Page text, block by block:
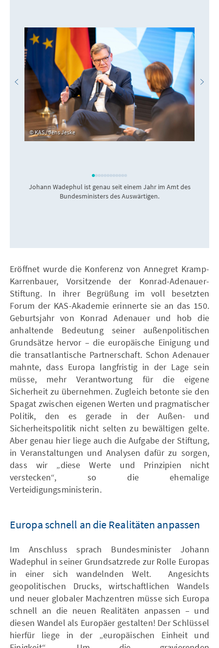
KAS / Jens Jeske
Johann Wadephul ist genau seit einem Jahr im Amt des
Bundesministers des Auswärtigen.
Eröffnet wurde die Konferenz von Annegret Kramp-
Karrenbauer, Vorsitzende der Konrad-Adenauer-
Stiftung. In ihrer Begrüßung im voll besetzten
Forum der KAS-Akademie erinnerte sie an das 150.
Geburtsjahr von Konrad Adenauer und hob die
anhaltende Bedeutung seiner außenpolitischen
Grundsätze hervor – die europäische Einigung und
die transatlantische Partnerschaft. Schon Adenauer
mahnte, dass Europa langfristig in der Lage sein
müsse, mehr Verantwortung für die eigene
Sicherheit zu übernehmen. Zugleich betonte sie den
Spagat zwischen eigenen Werten und pragmatischer
Politik, den es gerade in der Außen- und
Sicherheitspolitik nicht selten zu bewältigen gelte.
Aber genau hier liege auch die Aufgabe der Stiftung,
in Veranstaltungen und Analysen dafür zu sorgen,
dass wir „diese Werte und Prinzipien nicht
verstecken“, so die ehemalige
Verteidigungsministerin.
Europa schnell an die Realitäten anpassen
Im Anschluss sprach Bundesminister Johann
Wadephul in seiner Grundsatzrede zur Rolle Europas
in einer sich wandelnden Welt. Angesichts
geopolitischen Drucks, wirtschaftlichen Wandels
und neuer globaler Machzentren müsse sich Europa
schnell an die neuen Realitäten anpassen – und
diesen Wandel als Europäer gestalten! Der Schlüssel
hierfür liege in der „europäischen Einheit und